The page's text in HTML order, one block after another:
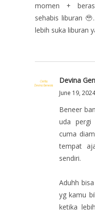
momen +
sehabis liburan
lebih suka liburan
Devina
June 19,
Beneer
uda pergi
cuma
tempat
sendiri.
Aduhh
yg kamu
ketika